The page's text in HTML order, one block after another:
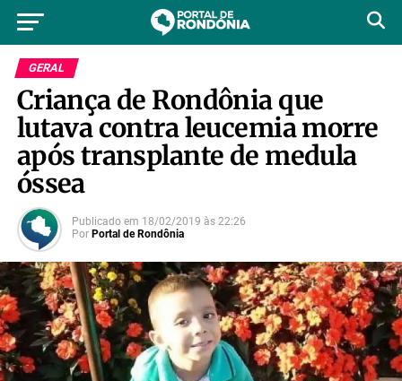
GERAL
Criança de Rondônia que
lutava contra leucemia morre
após transplante de medula
óssea
Publicado em 18/02/2019 às 22:26
Por Portal de Rondônia